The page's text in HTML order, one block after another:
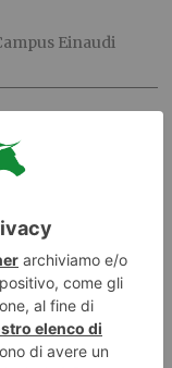
Einaudi